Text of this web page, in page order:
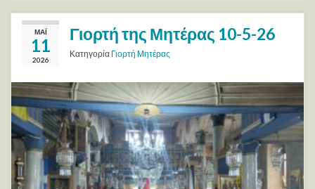
ΜΆΙ
11
2026
Γιορτή της Μητέρας 10-5-26
Κατηγορία Γιορτή Μητέρας